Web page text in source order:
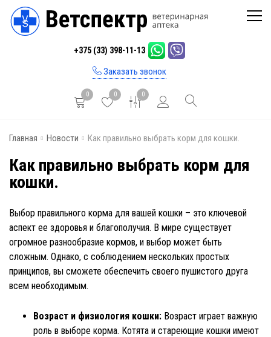
+375 (33) 398-11-13
Заказать звонок
0 0 0
Главная
Каталог
Бренды
Отзывы
Блог
Главная Новости Как правильно выбрать корм для кошки.
Как правильно выбрать корм для
кошки.
Выбор правильного корма для вашей кошки – это ключевой
аспект ее здоровья и благополучия. В мире существует
огромное разнообразие кормов, и выбор может быть
сложным. Однако, с соблюдением нескольких простых
принципов, вы сможете обеспечить своего пушистого друга
всем необходимым.
Возраст и физиология кошки: Возраст играет важную
роль в выборе корма. Котята и стареющие кошки имеют